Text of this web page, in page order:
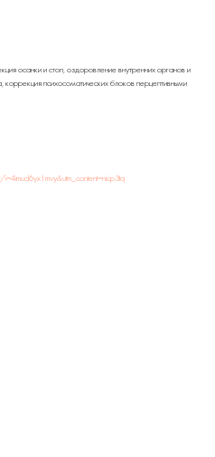
осанки и стоп, оздоровление внутренних органов и
психосоматических блоков перцептивными